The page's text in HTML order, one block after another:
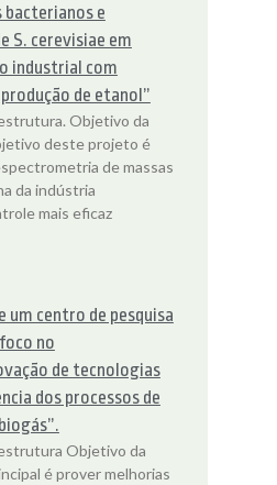
e
S. cerevisiae em
industrial com
de etanol”
Objetivo da
deste projeto é
de massas
da indústria
mais eficaz
um centro de pesquisa
no
de tecnologias
dos processos de
Objetivo da
é prover melhorias